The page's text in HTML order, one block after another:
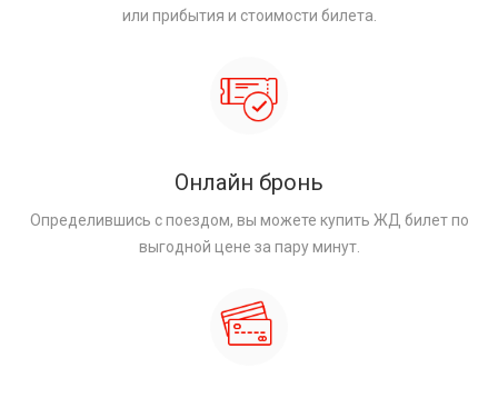
или прибытия и стоимости билета.
Онлайн бронь
Определившись с поездом, вы можете купить ЖД билет по
выгодной цене за пару минут.